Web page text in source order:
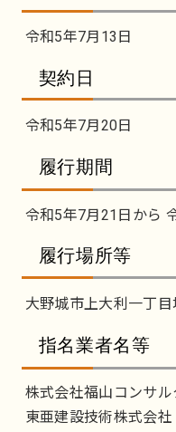
令和5年7月13日
契約日
令和5年7月20日
履行期間
令和5年7月21日から
履行場所等
大野城市上大利一丁
指名業者名等
株式会社福山コンサル
東亜建設技術株式会社